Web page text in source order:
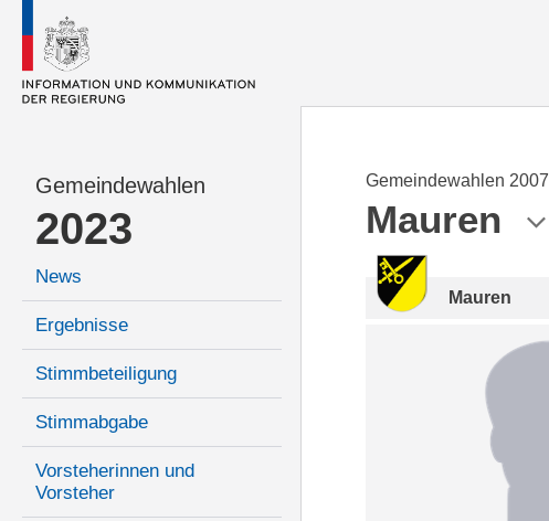
Gemeindewahlen
2023
News
Ergebnisse
Stimmbeteiligung
Stimmabgabe
Vorsteherinnen und
Vorsteher
Gemeindewahlen 2007
Mauren
Mauren